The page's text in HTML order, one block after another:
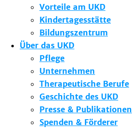
Vorteile am UKD
Kindertagesstätte
Bildungszentrum
Über das UKD
Pflege
Unternehmen
Therapeutische Berufe
Geschichte des UKD
Presse & Publikationen
Spenden & Förderer